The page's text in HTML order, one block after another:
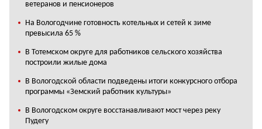
ветеранов и пенсионеров
На Вологодчине готовность котельных и сетей к зиме
превысила 65 %
В Тотемском округе для работников сельского хозяйства
построили жилые дома
В Вологодской области подведены итоги конкурсного отбора
программы «Земский работник культуры»
В Вологодском округе восстанавливают мост через реку
Пудегу